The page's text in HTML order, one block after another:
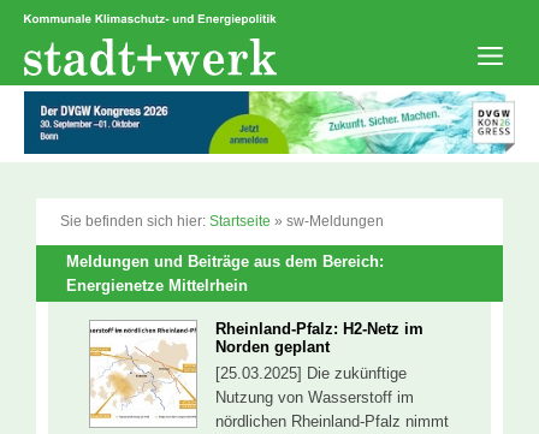
Zum
springen
Sie befinden sich hier: Startseite » sw-Meldungen
Meldungen und Beiträge aus dem Bereich:
Energienetze Mittelrhein
Rheinland-Pfalz: H2-Netz im
Norden geplant
[25.03.2025] Die zukünftige
Nutzung von Wasserstoff im
nördlichen Rheinland-Pfalz nimmt